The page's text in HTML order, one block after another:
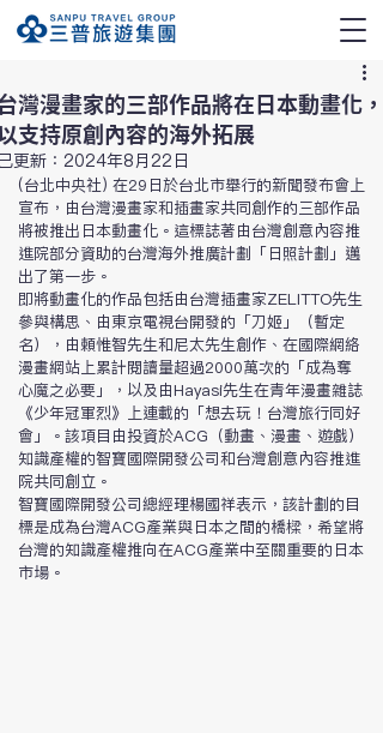
灣漫畫家的三部作品將在日本動畫化，
支持原創內容的海外拓展
更新： 2024年8月22日
(台北中央社) 在29日於台北市舉行的新聞發布會上
宣布，由台灣漫畫家和插畫家共同創作的三部作品
將被推出日本動畫化。這標誌著由台灣創意內容推
進院部分資助的台灣海外推廣計劃「日照計劃」邁
出了第一步。
即將動畫化的作品包括由台灣插畫家ZELITTO先生
參與構思、由東京電視台開發的「刀姬」（暫定
名），由頼惟智先生和尼太先生創作、在國際網絡
漫畫網站上累計閱讀量超過2000萬次的「成為奪
心魔之必要」，以及由Hayasi先生在青年漫畫雜誌
《少年冠軍烈》上連載的「想去玩！台灣旅行同好
會」。該項目由投資於ACG（動畫、漫畫、遊戲）
知識產權的智寶國際開發公司和台灣創意內容推進
院共同創立。
智寶國際開發公司總經理楊國祥表示，該計劃的目
標是成為台灣ACG產業與日本之間的橋樑，希望將
台灣的知識產權推向在ACG產業中至關重要的日本
市場。